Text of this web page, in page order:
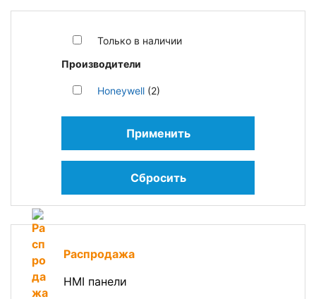
Только в наличии
Производители
Honeywell (2)
Применить
Сбросить
Распродажа
HMI панели